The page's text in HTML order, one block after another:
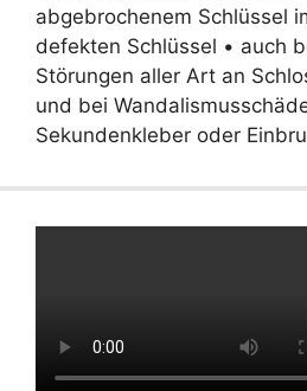
abgebrochenem Schlüssel
defekten Schlüssel • auch
Störungen aller Art an
und bei
Sekundenkleber oder